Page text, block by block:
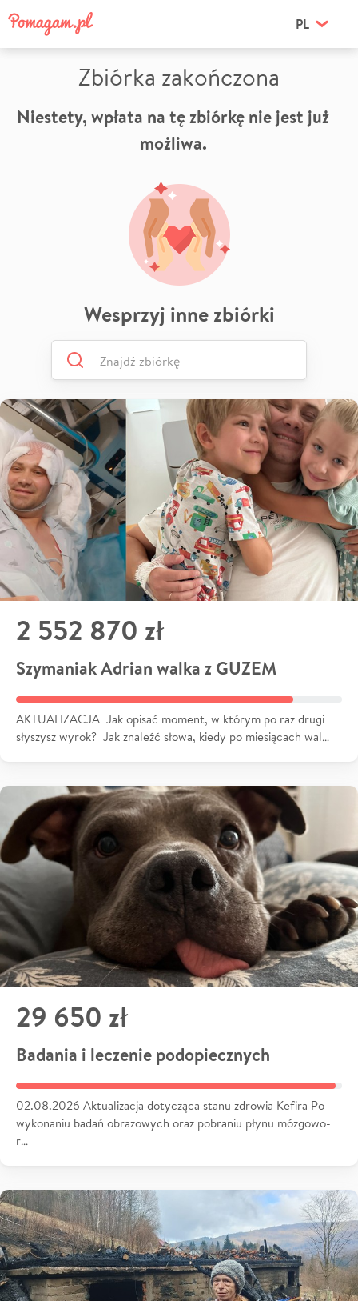
PL
Zbiórka zakończona
Niestety, wpłata na tę zbiórkę nie jest już
możliwa.
Wesprzyj inne zbiórki
2 552 870 zł
Szymaniak Adrian walka z GUZEM
AKTUALIZACJA Jak opisać moment, w którym po raz drugi
słyszysz wyrok? Jak znaleźć słowa, kiedy po miesiącach wal…
29 650 zł
Badania i leczenie podopiecznych
02.08.2026 Aktualizacja dotycząca stanu zdrowia Kefira Po
wykonaniu badań obrazowych oraz pobraniu płynu mózgowo-
r…